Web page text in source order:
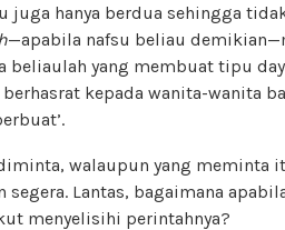
juga hanya berdua sehingga
—apabila nafsu beliau
beliaulah yang membuat tipu
kepada wanita-wanita
walaupun yang meminta
Lantas, bagaimana
menyelisihi perintahnya?